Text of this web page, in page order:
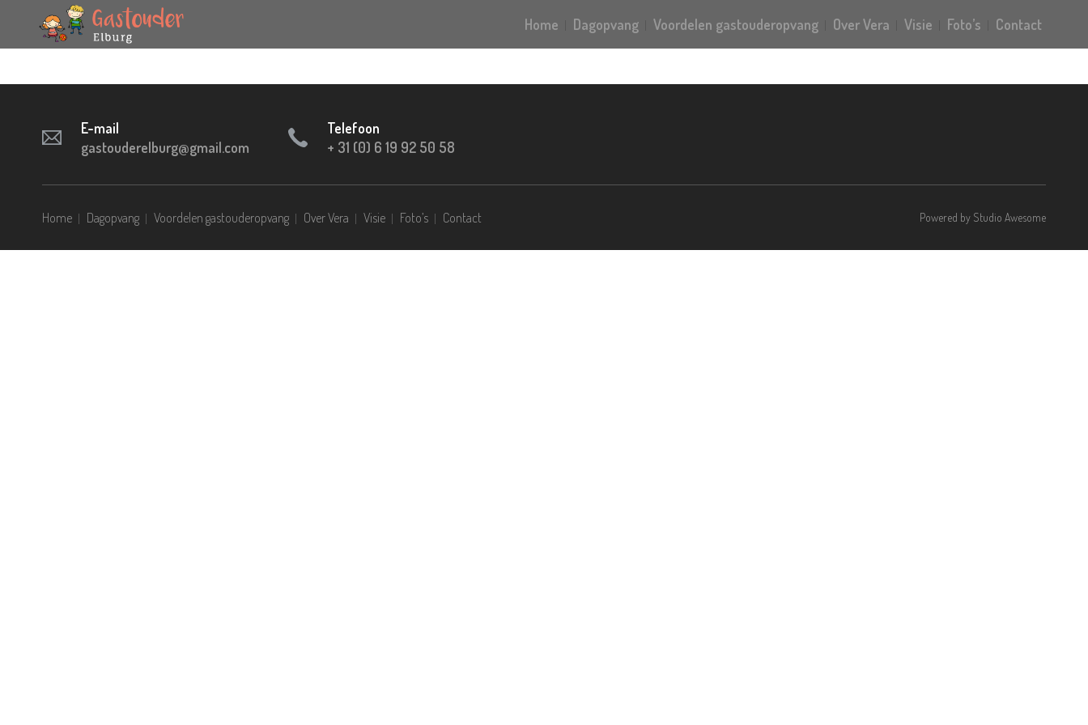
Home Dagopvang Voordelen gastouderopvang Over Vera Visie Foto’s Contact
E-mail
gastouderelburg@gmail.com
Telefoon
+ 31 (0) 6 19 92 50 58
Home Dagopvang Voordelen gastouderopvang Over Vera Visie Foto’s Contact Powered by Studio Awesome